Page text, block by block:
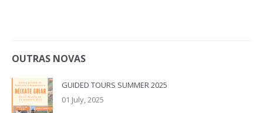
OUTRAS NOVAS
GUIDED TOURS SUMMER 2025
01 July, 2025